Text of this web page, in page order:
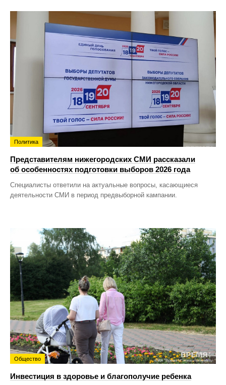
Политика
Представителям нижегородских СМИ рассказали
об особенностях подготовки выборов 2026 года
Специалисты ответили на актуальные вопросы, касающиеся
деятельности СМИ в период предвыборной кампании.
Общество
Инвестиция в здоровье и благополучие ребенка